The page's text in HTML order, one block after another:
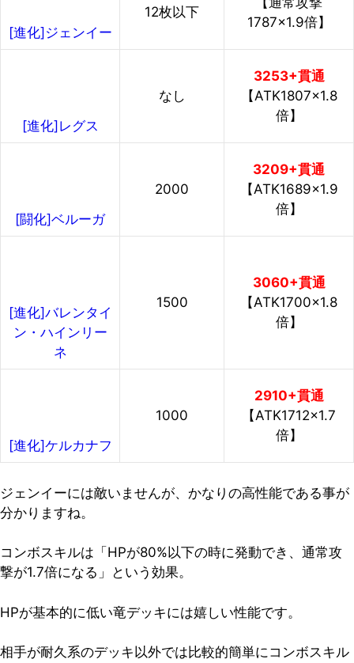
[進化]ジェンイー
12枚以下
1787×1.9倍】
[進化]レグス
なし
3253+貫通
【ATK1807×1.8
倍】
[闘化]ベルーガ
2000
3209+貫通
【ATK1689×1.9
倍】
[進化]バレンタイ
ン・ハインリー
ネ
1500
3060+貫通
【ATK1700×1.8
倍】
[進化]ケルカナフ
1000
2910+貫通
【ATK1712×1.7
倍】
ジェンイーには敵いませんが、かなりの高性能である事が
分かりますね。
コンボスキルは「HPが80%以下の時に発動でき、通常攻
撃が1.7倍になる」という効果。
HPが基本的に低い竜デッキには嬉しい性能です。
相手が耐久系のデッキ以外では比較的簡単にコンボスキル